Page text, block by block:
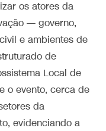
os atores da
— governo,
e ambientes de
de
Local de
o evento, cerca de
da
evidenciando a